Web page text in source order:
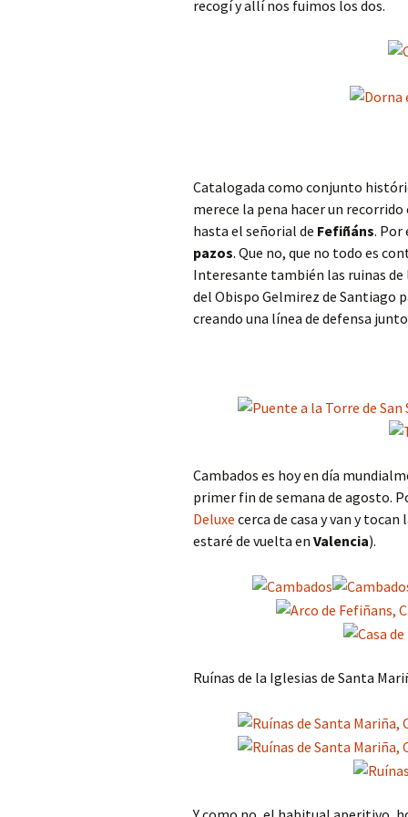
recogí y allí nos fuimos los dos.
Catalogada como conjunto
merece la pena hacer un
hasta el señorial de Fefiñáns. Por
pazos. Que no, que no todo es
Interesante también las ruinas
del Obispo Gelmirez de Santiago
creando una línea de defensa
Cambados es hoy en día
primer fin de semana de agosto.
Deluxe cerca de casa y van y
estaré de vuelta en Valencia).
Ruínas de la Iglesias de Santa